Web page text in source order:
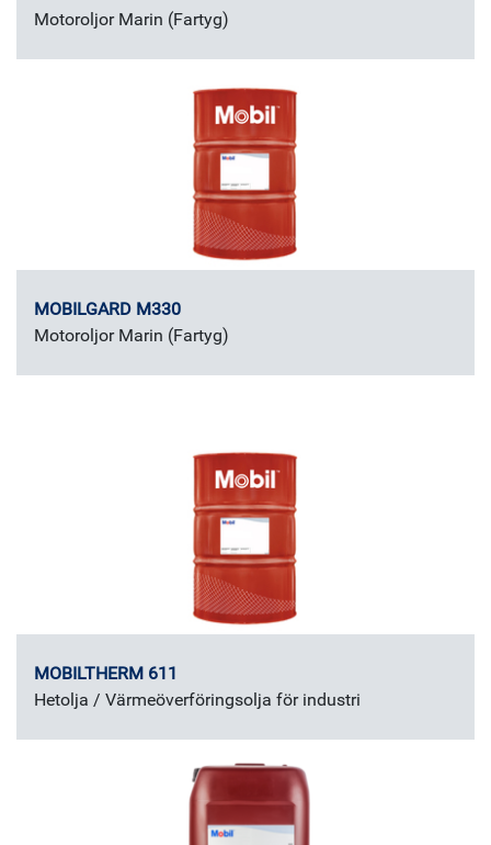
Motoroljor Marin (Fartyg)
MOBILGARD M330
Motoroljor Marin (Fartyg)
MOBILTHERM 611
Hetolja / Värmeöverföringsolja för industri